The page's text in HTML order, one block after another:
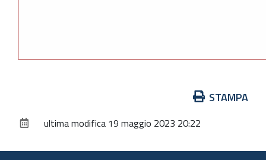
documento
STAMPA
ultima modifica 19 maggio 2023 20:22